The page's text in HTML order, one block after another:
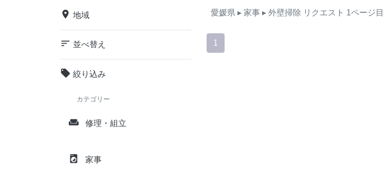
place 地域
sort 並べ替え
local_offer 絞り込み
カテゴリー
weekend 修理・組立
local_laundry_service 家事
愛媛県 ▸ 家事 ▸ 外壁掃除 リクエスト 1ページ目
1